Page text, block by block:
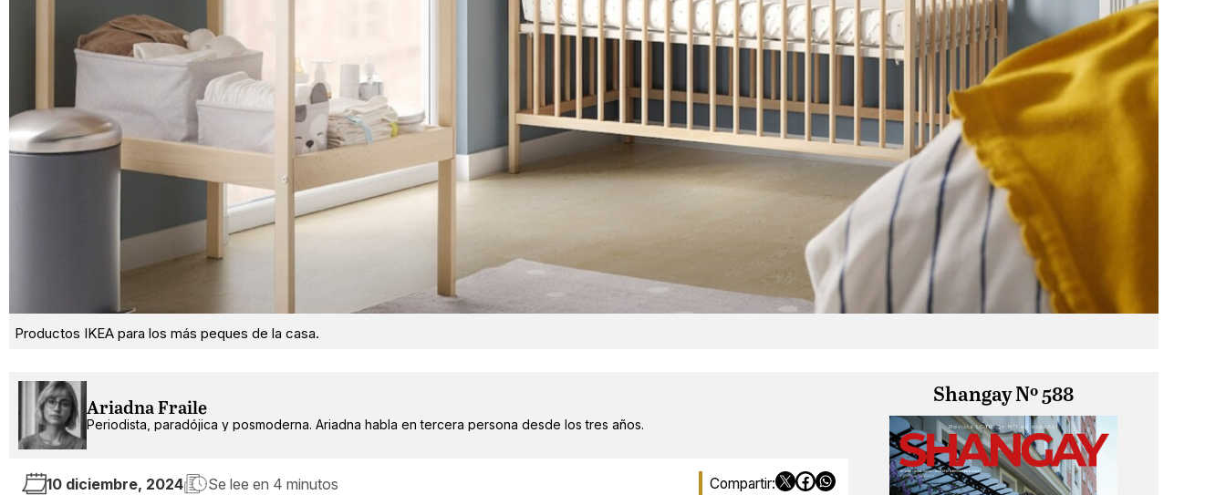
Productos IKEA para los más peques de la casa.
Ariadna Fraile
Periodista, paradójica y posmoderna. Ariadna habla en tercera persona desde los tres años.
10 diciembre, 2024 Se lee en 4 minutos
Shangay Nº 588